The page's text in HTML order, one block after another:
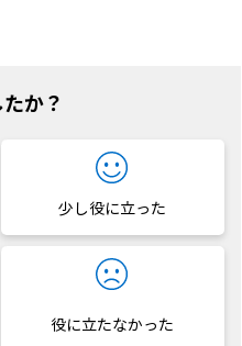
か？
少し役に立った
役に立たなかった